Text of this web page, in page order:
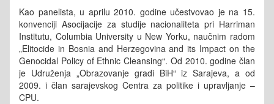
Kao panelista, u aprilu 2010. godine učestvovao je na 15.
konvenciji Asocijacije za studije nacionaliteta pri Harriman
Institutu, Columbia University u New Yorku, naučnim radom
„Elitocide in Bosnia and Herzegovina and its Impact on the
Genocidal Policy of Ethnic Cleansing“. Od 2010. godine član
je Udruženja „Obrazovanje gradi BiH“ iz Sarajeva, a od
2009. i član sarajevskog Centra za politike i upravljanje –
CPU.